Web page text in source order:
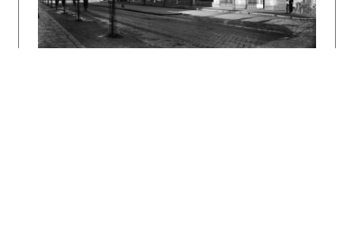
Obytný dom mesta Bratislavy. Dodnes sa
zachovala takmer v nezmenenej podobe.
autor textu:Henrieta Moravčíková